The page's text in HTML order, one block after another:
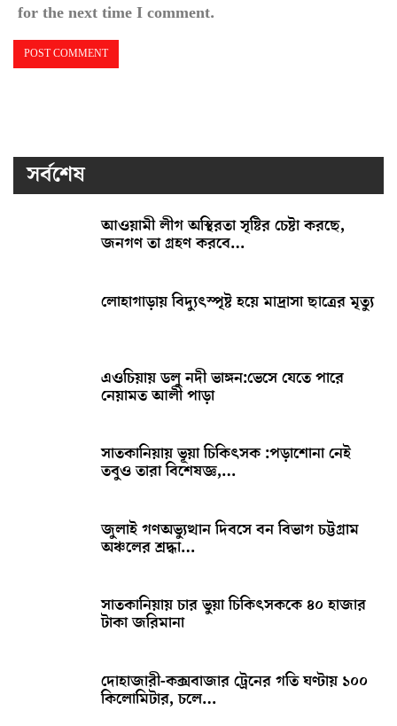
for the next time I comment.
সর্বশেষ
আওয়ামী লীগ অস্থিরতা সৃষ্টির চেষ্টা করছে,
জনগণ তা গ্রহণ করবে…
লোহাগাড়ায় বিদ্যুৎস্পৃষ্ট হয়ে মাদ্রাসা ছাত্রের মৃত্যু
এওচিয়ায় ডলু নদী ভাঙ্গন:ভেসে যেতে পারে
নেয়ামত আলী পাড়া
সাতকানিয়ায় ভূয়া চিকিৎসক :পড়াশোনা নেই
তবুও তারা বিশেষজ্ঞ,…
জুলাই গণঅভ্যুত্থান দিবসে বন বিভাগ চট্টগ্রাম
অঞ্চলের শ্রদ্ধা…
সাতকানিয়ায় চার ভুয়া চিকিৎসককে ৪০ হাজার
টাকা জরিমানা
দোহাজারী-কক্সবাজার ট্রেনের গতি ঘণ্টায় ১০০
কিলোমিটার, চলে…